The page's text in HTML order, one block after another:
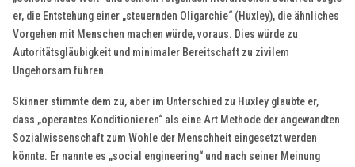
er, die Entstehung einer „steuernden Oligarchie“ (Huxley), die ähnliches
Vorgehen mit Menschen machen würde, voraus. Dies würde zu
Autoritätsgläubigkeit und minimaler Bereitschaft zu zivilem
Ungehorsam führen.
Skinner stimmte dem zu, aber im Unterschied zu Huxley glaubte er,
dass „operantes Konditionieren“ als eine Art Methode der angewandten
Sozialwissenschaft zum Wohle der Menschheit eingesetzt werden
könnte. Er nannte es „social engineering“ und nach seiner Meinung